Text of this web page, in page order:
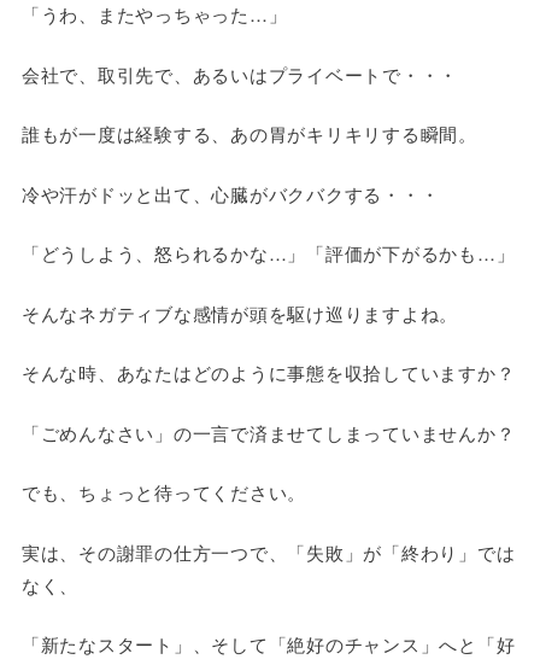
「うわ、またやっちゃった…」
会社で、取引先で、あるいはプライベートで・・・
誰もが一度は経験する、あの胃がキリキリする瞬間。
冷や汗がドッと出て、心臓がバクバクする・・・
「どうしよう、怒られるかな…」「評価が下がるかも…」
そんなネガティブな感情が頭を駆け巡りますよね。
そんな時、あなたはどのように事態を収拾していますか？
「ごめんなさい」の一言で済ませてしまっていませんか？
でも、ちょっと待ってください。
実は、その謝罪の仕方一つで、「失敗」が「終わり」では
なく、
「新たなスタート」、そして「絶好のチャンス」へと「好